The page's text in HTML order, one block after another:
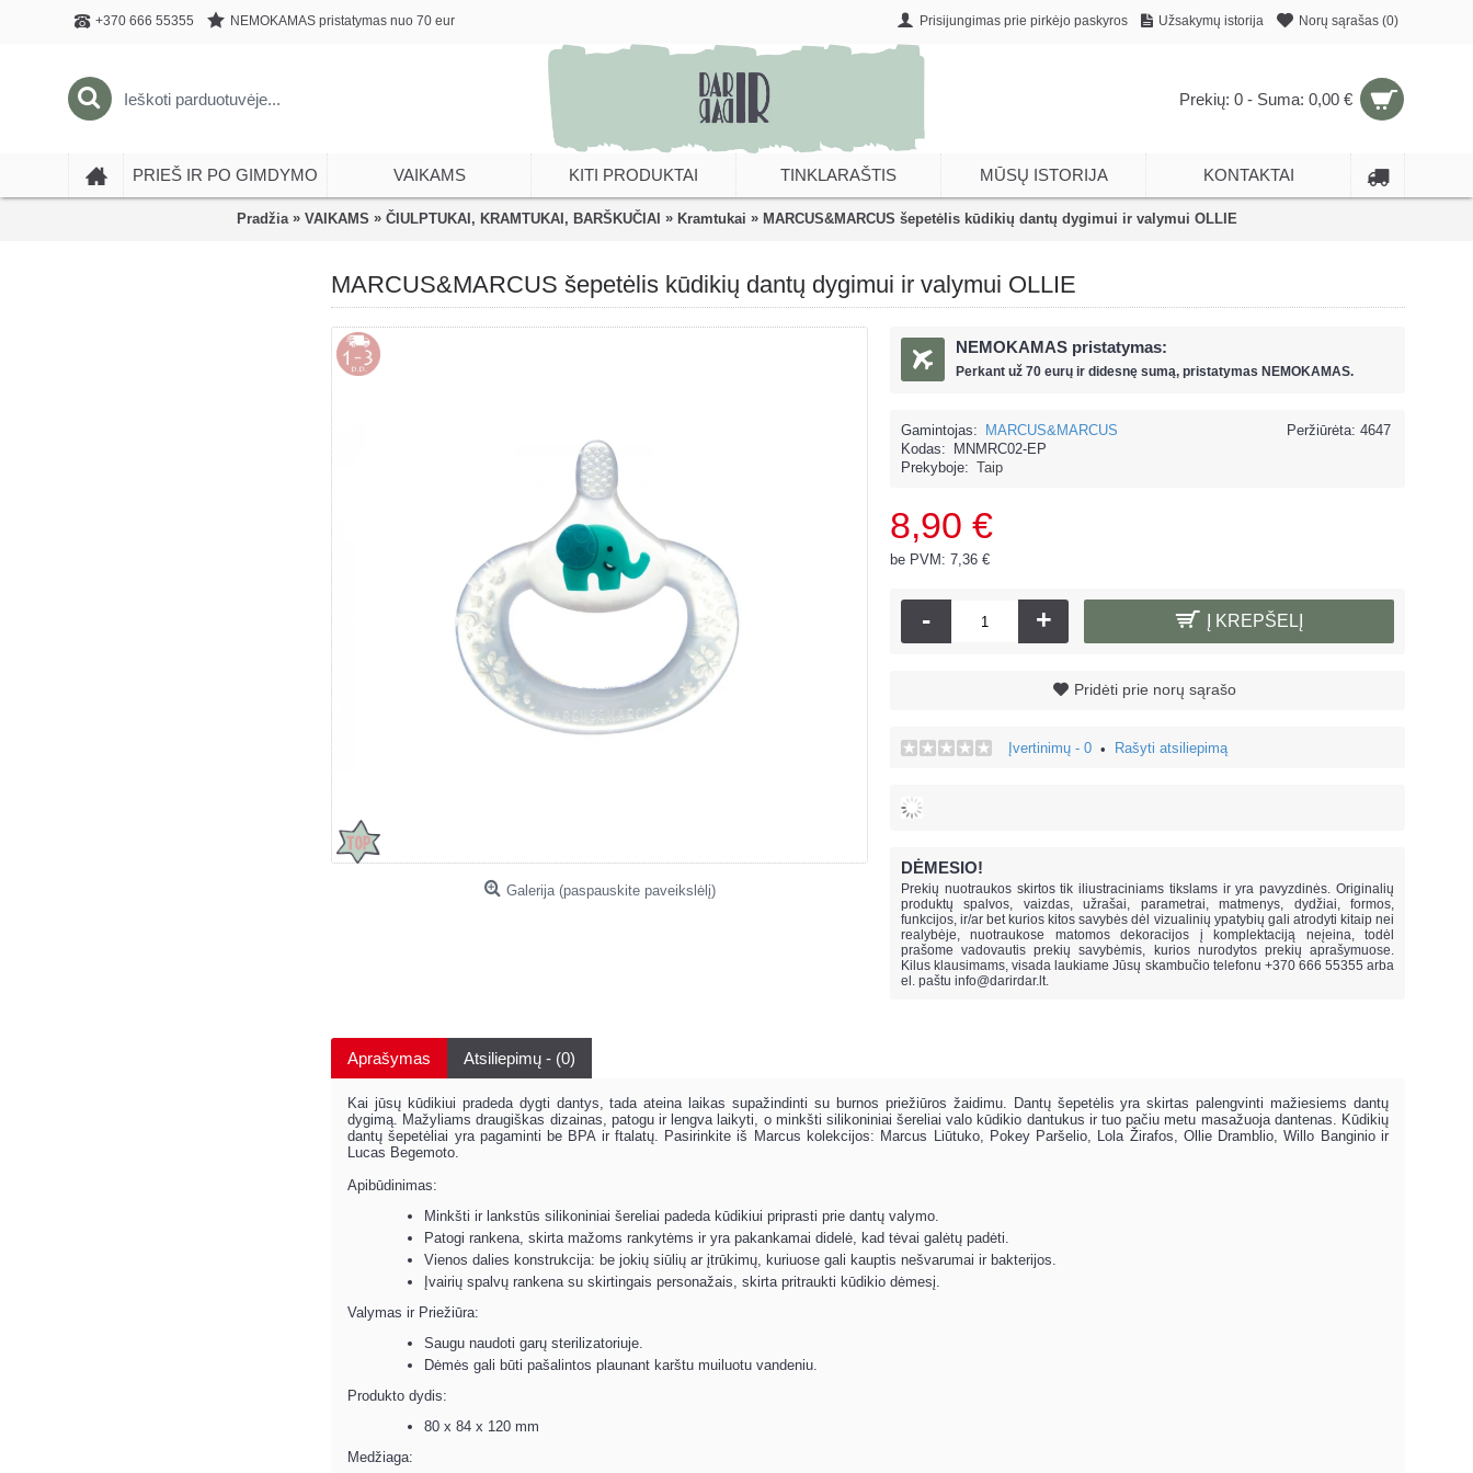
+370 666 55355 NEMOKAMAS pristatymas nuo 70 eur Prisijungimas prie pirkėjo paskyros Užsakymų istorija Norų sąrašas (0)
Prekių: 0 - Suma: 0,00 €
PRIEŠ IR PO GIMDYMO VAIKAMS KITI PRODUKTAI TINKLARAŠTIS MŪSŲ ISTORIJA KONTAKTAI
Pradžia » VAIKAMS » ČIULPTUKAI, KRAMTUKAI, BARŠKUČIAI » Kramtukai » MARCUS&MARCUS šepetėlis kūdikių dantų dygimui ir valymui OLLIE
MARCUS&MARCUS šepetėlis kūdikių dantų dygimui ir valymui OLLIE
Galerija (paspauskite paveikslėlį)
NEMOKAMAS pristatymas:
Perkant už 70 eurų ir didesnę sumą, pristatymas NEMOKAMAS.
Peržiūrėta: 4647
Gamintojas:
MARCUS&MARCUS
Kodas:
MNMRC02-EP
Prekyboje: Taip
8,90 €
be PVM: 7,36 €
- + Į KREPŠELĮ
Pridėti prie norų sąrašo
Įvertinimų - 0 • Rašyti atsiliepimą
DĖMESIO!
Prekių nuotraukos skirtos tik iliustraciniams tikslams ir yra pavyzdinės. Originalių
produktų spalvos, vaizdas, užrašai, parametrai, matmenys, dydžiai, formos,
funkcijos, ir/ar bet kurios kitos savybės dėl vizualinių ypatybių gali atrodyti kitaip nei
realybėje, nuotraukose matomos dekoracijos į komplektaciją neįeina,todėl
prašome vadovautis prekių savybėmis, kurios nurodytos prekių aprašymuose.
Kilus klausimams, visada laukiame Jūsų skambučio telefonu +370 666 55355 arba
el. paštu info@darirdar.lt.
Aprašymas Atsiliepimų - (0)
Kai jūsų kūdikiui pradeda dygti dantys, tada ateina laikas supažindinti su burnos priežiūros žaidimu. Dantų šepetėlis yra skirtas palengvinti mažiesiems dantų
dygimą. Mažyliams draugiškas dizainas, patogu ir lengva laikyti, o minkšti silikoniniai šereliai valo kūdikio dantukus ir tuo pačiu metu masažuoja dantenas. Kūdikių
dantų šepetėliai yra pagaminti be BPA ir ftalatų. Pasirinkite iš Marcus kolekcijos: Marcus Liūtuko, Pokey Paršelio, Lola Žirafos, Ollie Dramblio, Willo Banginio ir
Lucas Begemoto.
Apibūdinimas:
Minkšti ir lankstūs silikoniniai šereliai padeda kūdikiui priprasti prie dantų valymo.
Patogi rankena, skirta mažoms rankytėms ir yra pakankamai didelė, kad tėvai galėtų padėti.
Vienos dalies konstrukcija: be jokių siūlių ar įtrūkimų, kuriuose gali kauptis nešvarumai ir bakterijos.
Įvairių spalvų rankena su skirtingais personažais, skirta pritraukti kūdikio dėmesį.
Valymas ir Priežiūra:
Saugu naudoti garų sterilizatoriuje.
Dėmės gali būti pašalintos plaunant karštu muiluotu vandeniu.
Produkto dydis:
80 x 84 x 120 mm
Medžiaga: